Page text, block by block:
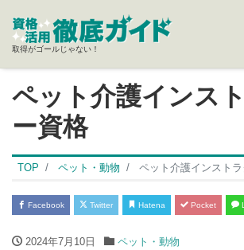
取得がゴールじゃない！
ペット介護インス
ー資格
TOP ペット・動物 ペット介護インスト
Facebook Twitter Hatena Pocket
2024年7月10日 ペット・動物